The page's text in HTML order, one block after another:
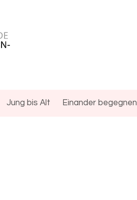
Jung bis Alt Einander begegnen